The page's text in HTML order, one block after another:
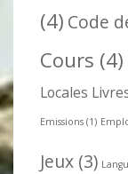
(4) Code
Cours (4)
Locales
Emissions (1)
Jeux (3)